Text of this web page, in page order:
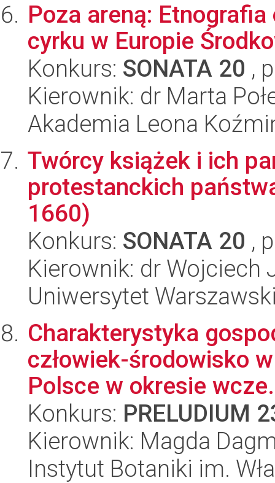
Poza areną:
cyrku w Europie
Konkurs: SONATA 20 ,
Kierownik: dr Marta
Akademia Leona
Twórcy książek i ich
protestanckich
1660)
Konkurs: SONATA 20 ,
Kierownik: dr Wojciech
Uniwersytet
Charakterystyka
człowiek-środowisko
Polsce w okresie
Konkurs: PRELUDIUM
Kierownik: Magda
Instytut Botaniki im.